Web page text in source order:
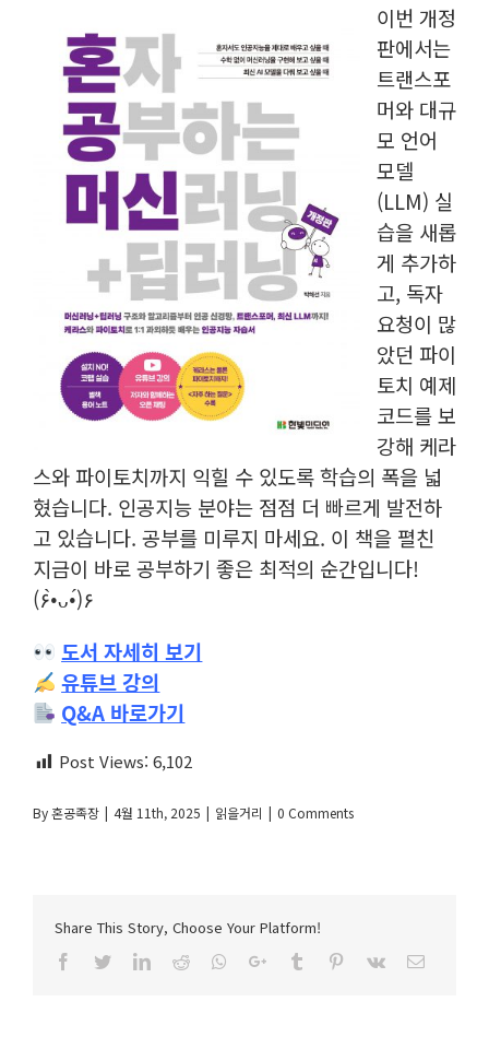
이번 개정
판에서는
트랜스포
머와 대규
모 언어
모델
(LLM) 실
습을 새롭
게 추가하
고, 독자
요청이 많
았던 파이
토치 예제
코드를 보
강해 케라
스와 파이토치까지 익힐 수 있도록 학습의 폭을 넓
혔습니다. 인공지능 분야는 점점 더 빠르게 발전하
고 있습니다. 공부를 미루지 마세요. 이 책을 펼친
지금이 바로 공부하기 좋은 최적의 순간입니다!
(۶•̀ᴗ•́)۶
도서 자세히 보기
유튜브 강의
Q&A 바로가기
Post Views: 6,102
By혼공족장 | 4월 11th, 2025 | 읽을거리 | 0 Comments
Share This Story, Choose Your Platform!
Facebook
TwitterLinkedIn
Reddit Whatsapp
Google+Tumblr Pinterest
Vk Email